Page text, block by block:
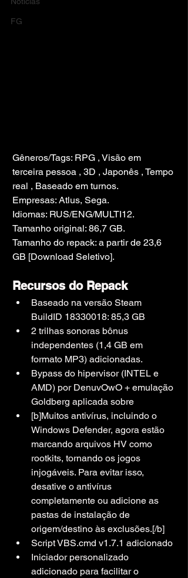
FG
Gêneros/Tags: RPG , Visão em
terceira pessoa , 3D , Japonês , Tempo
real , Baseado em turnos.
Empresas: Atlus, Sega.
Idiomas: RUS/ENG/MULTI12.
Tamanho original: 86,7 GB.
Tamanho do repack: a partir de 23,6
GB [Download Seletivo].
Recursos do Repack
Baseado na versão Steam
BuildID 18330018: 85,3 GB
2 trilhas sonoras bônus
independentes (1,4 GB em
formato MP3) adicionadas.
Bypass do hipervisor (INTEL e
AMD) por DenuvOwO + emulação
Goldberg aplicada sobre
[b]Muitos antivírus, incluindo o
Windows Defender, agora estão
marcando arquivos HV como
rootkits, tornando os jogos
injogáveis. Para evitar isso,
desative o antivírus
completamente ou adicione as
pastas de instalação de
origem/destino às exclusões.[/b]
Script VBS.cmd v1.7.1 adicionado
Iniciador personalizado
adicionado para facilitar o